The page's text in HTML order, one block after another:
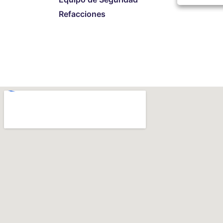
Refacciones